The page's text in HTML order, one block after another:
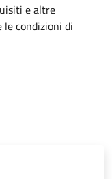
e altre
condizioni di